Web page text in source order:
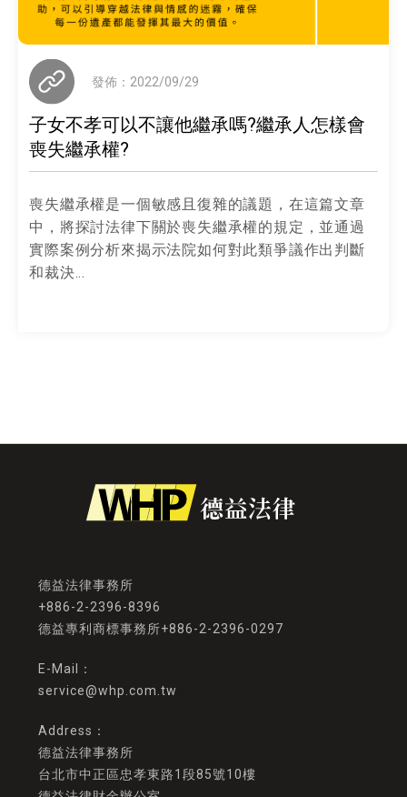
子女不孝可以不讓他繼承嗎?繼承人怎樣會
喪失繼承權?
發佈：2022/09/29
喪失繼承權是一個敏感且復雜的議題，在這篇文章
中，將探討法律下關於喪失繼承權的規定，並通過
實際案例分析來揭示法院如何對此類爭議作出判斷
和裁決...
+886-2-2396-8396
德益專利商標事務所+886-2-2396-0297
service@whp.com.tw
德益法律事務所
台北市中正區忠孝東路1段85號10樓